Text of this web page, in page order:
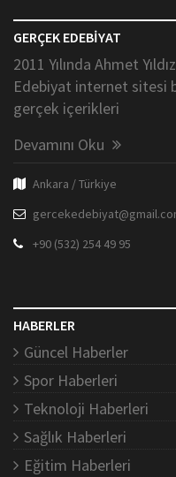
GERÇEK EDEBİYAT
2011 Yılında Ahmet
Edebiyat internet sitesi
gerçek içerikleri
Devamını Oku
Ankara / Türkiye
+90 (532) 254 49 95
HABERLER
Güncel Haberler
Spor Haberleri
Teknoloji Haberleri
Sağlık Haberleri
Eğitim Haberleri